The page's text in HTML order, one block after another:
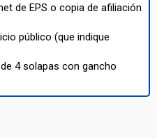
de EPS o copia de afiliación
público (que indique
4 solapas con gancho